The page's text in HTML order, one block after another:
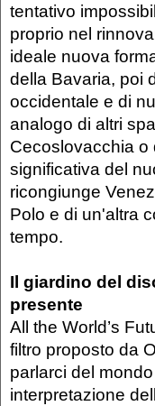
tentativo
proprio nel
ideale nuova
della Bavaria, poi
occidentale e di
analogo di altri
Cecoslovacchia o
significativa del
ricongiunge
Polo e di un'altra
tempo.
Il giardino del
presente
All the World’s
filtro proposto da
parlarci del
interpretazione